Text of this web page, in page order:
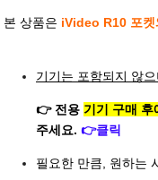
본 상품은 iVideo R10 포켓
기기는 포함되지 않
👉 전용 기기 구매 후
주세요. 👉클릭
필요한 만큼, 원하는